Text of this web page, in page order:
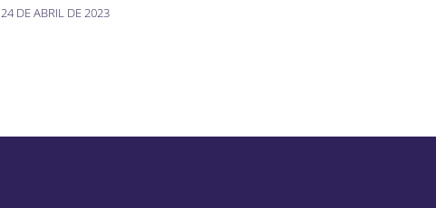
24 DE ABRIL DE 2023